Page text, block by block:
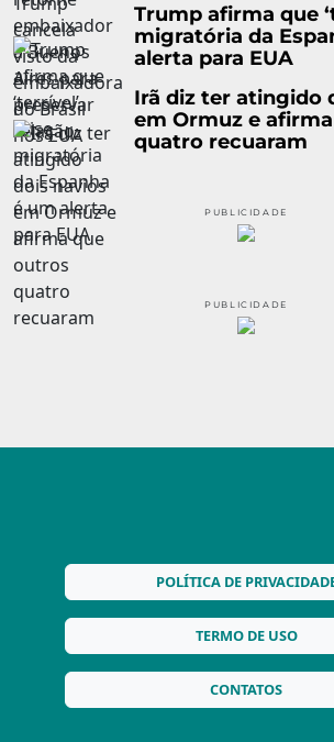
Trump afirma que
migratória da
alerta para EUA
Irã diz ter atingido
em Ormuz e
quatro recuaram
PUBLICIDADE
PUBLICIDADE
POLÍTICA DE
TERMO DE USO
CONTATOS